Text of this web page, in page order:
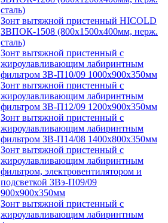
сталь)
Зонт вытяжной пристенный HICOLD
ЗВПОК-1508 (800х1500х400мм, нерж.
сталь)
Зонт вытяжной пристенный с
жироулавливающим лабиринтным
фильтром ЗВ-П10/09 1000х900х350мм
Зонт вытяжной пристенный с
жироулавливающим лабиринтным
фильтром ЗВ-П12/09 1200х900х350мм
Зонт вытяжной пристенный с
жироулавливающим лабиринтным
фильтром ЗВ-П14/08 1400х800х350мм
Зонт вытяжной пристенный с
жироулавливающим лабиринтным
фильтром, электровентилятором и
подсветкой ЗВэ-П09/09
900х900х350мм
Зонт вытяжной пристенный с
жироулавливающим лабиринтным